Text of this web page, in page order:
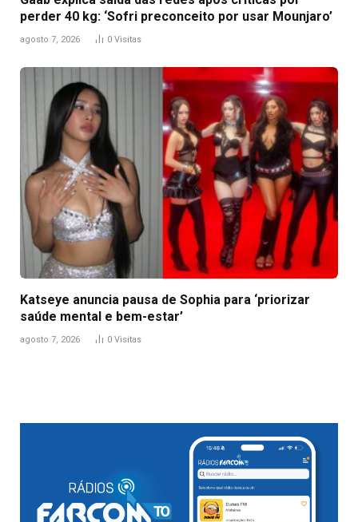
perder 40 kg: ‘Sofri preconceito por usar Mounjaro’
agosto 7, 2026 0 Visitas
Katseye anuncia pausa de Sophia para ‘priorizar
saúde mental e bem-estar’
agosto 7, 2026 0 Visitas